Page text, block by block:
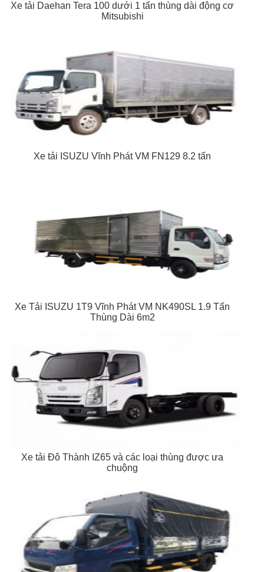
Xe tải Daehan Tera 100 dưới 1 tấn thùng dài động cơ
Mitsubishi
Xe tải ISUZU Vĩnh Phát VM FN129 8.2 tấn
Xe Tải ISUZU 1T9 Vĩnh Phát VM NK490SL 1.9 Tấn
Thùng Dài 6m2
Xe tải Đô Thành IZ65 và các loại thùng được ưa
chuộng